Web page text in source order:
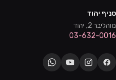
סניף יהוד
מוהליבר 2, יהוד
03-632-0016